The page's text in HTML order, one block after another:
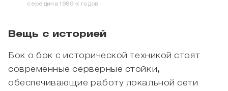
середина 1980-х годов
Вещь с историей
Бок о бок с исторической техникой стоят
современные серверные стойки,
обеспечивающие работу локальной сети